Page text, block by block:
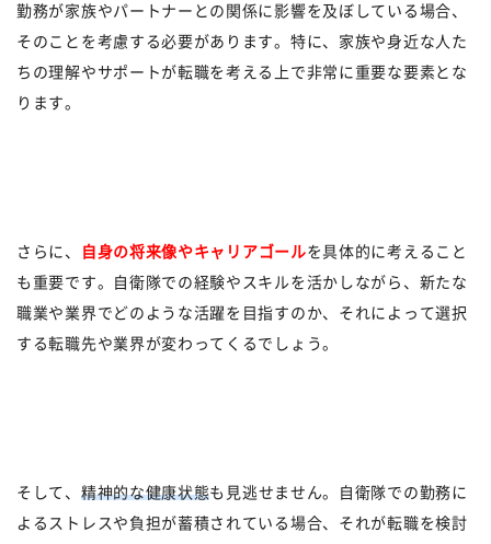
勤務が家族やパートナーとの関係に影響を及ぼしている場合、
そのことを考慮する必要があります。特に、家族や身近な人た
ちの理解やサポートが転職を考える上で非常に重要な要素とな
ります。
さらに、 自身の将来像やキャリアゴールを具体的に考えること
も重要です。自衛隊での経験やスキルを活かしながら、新たな
職業や業界でどのような活躍を目指すのか、それによって選択
する転職先や業界が変わってくるでしょう。
そして、 精神的な健康状態も見逃せません。自衛隊での勤務に
よるストレスや負担が蓄積されている場合、それが転職を検討